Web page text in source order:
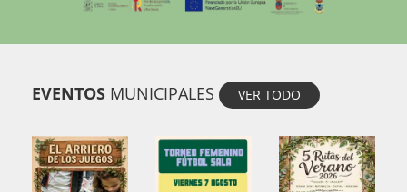
EVENTOS MUNICIPALES VER TODO